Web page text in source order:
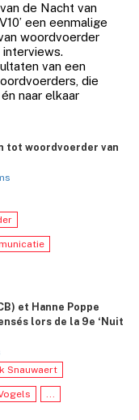
de Nacht van
een eenmalige
woordvoerder
van een
die
naar elkaar
tot woordvoerder van
et Hanne Poppe
lors de la 9e ‘Nuit
Snauwaert